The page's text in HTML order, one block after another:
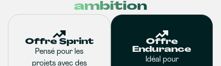
ambition
Offre Sprint
Pensé pour les
projets avec des
Offre
Endurance
Idéal pour